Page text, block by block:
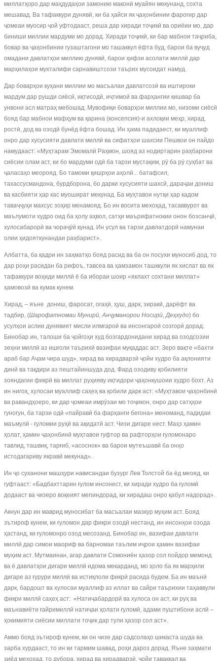
миллатҳоро дар маҳдудаҳои замонию маконӣ муайян мекунанд, сохта
мешавад. Ва тафаккури дунявӣ, ки ба ҳайси як ҷаҳонбинии фарогир дар
ҷомеаи муосир ҷой уфтодааст, реша дар хиради тоҷикӣ ва ориёии мо, дар
биниши миллии мардуми мо дорад. Хиради тоҷикӣ, ки бар мабнои таҷриба,
бовар ва ҷаҳонбинии гузаштагони мо ташаккул ёфта буд, барои ба вуҷуд
омадани давлатҳои миллию дунявӣ, барои ҳифзи асолати миллӣ дар
марҳилаҳои мухталифи сарнавиштсози таърих мусоидат намуд.
Дар боварҳои куҳани миллии мо масъалаи давлатсозӣ ва иштироки
мардум дар рушди сиёсӣ, иқтисодӣ, иҷтимоӣ ва фарҳангии кишвар ба
унвони асл матраҳ мебошад. Мувофиқи боварҳои миллии мо, низоми сиёсӣ
бояд бар мабнои мафҳум ва қарина (консепсия)-и ахлоқии меҳр, хирад,
ростӣ, дод ва озодӣ бунёд ёфта бошад. Ин ҳама падидаест, ки муаллиф
онро дар хусусияти давлати миллӣ ва сифатҳои шахсии Пешвои он пайдо
намудааст: «Муҳтарам Эмомалӣ Раҳмон, шояд аз нодиртарин раҳбарони
сиёсии олам аст, ки бо мардуми одӣ ба тарзи мустақим, рӯ ба рӯ суҳбат ва
ҷаласаҳо меорояд. Бо тамоми қишрҳои аҳолӣ... батафсил,
тахассусмандона, бурдборона, бо дарки хусусияти шахсӣ, дараҷаи дониш
ва касбияти ҳар кас муошират мекунад. Ба муҳтавои нутқи ҳар кадом
таваҷҷуҳи махсус зоҳир менамояд. Бо ин восита мехоҳад, тасаввурот ва
маълумоти худро оид ба ҳолу аҳвол, сатҳи маърифатнокии онон бозсанҷӣ,
хулосабарорӣ ва чораҷӯӣ кунад. Ин усул ва тарзи давлатдорӣ намунаи
олии ҳидояткунандаи раҳбарист».
Албатта, ба қадри ин заҳматҳо бояд расид ва ба он посухи муносиб дод, то
дар роҳи расидан ба рифоъ, тавсеа ва ҳамзамон ташккули як хислат ва як
тафаккури воҳиди миллӣ ё ба ибораи шоир «яклахт сохтани миллат»
ҳамовозӣ ва кумак кунем.
Хирад, – яъне дониш, фаросат, огаҳӣ, ҳуш, дарк, зиракӣ, дарёфт ва
тадбир, (Шарофатномаи Мунирӣ,Анҷуманорои Носирӣ,Деҳхудо) бо
усулҳои аслии дунявият мисли илмгароӣ ва инсонгароӣ созгорӣ дорад.
Бинобар ин, талоши ба ҷойгоҳи худ бозгардонидани хирад ва озодсозии
зеҳни миллӣ аз ишғоли таърихӣ вазифаи муқаддас аст. Зеро вақте «бахти
араб бар Аҷам чира шуд», хирад ва хирадварзӣ ҷойи худро ба ақлонияти
динӣ ва тақдири аз пештайиншуда дод. Фард озодиву қобилияти
зояндагии фикрӣ ва миллат руҳияву иқтидори ҷаҳонкушоии худро бохт. Аз
ин нигоҳ, хулосаи муаллиф саҳеҳ ва қобили дарк аст: «Муҳтавои ҷаҳонбинӣ
ва равандҳоеро, ки дар ҷомеаи имрӯзаи мо тоҷикон, онро дар сатҳҳои
гуногун, ба тарзи одӣ «пайравӣ ба фарҳанги бегона» меноманд, падидаи
маъмулӣ - ғуломии руҳӣ ва ақидатӣ аст. Чизи дигаре нест. Маҳз ҳамин
ҳолат, ҳамин ҷаҳонбинӣ муҳтавои гуфтор ва рафторҳои ғуломонаро
тавлид, ташвиқ, тарғиб, «асоснок» ва барои мутеъшавӣ ба онҳо
истодагариву якравӣ мекунад».
Ин ҷо суханони машҳури нависандаи бузург Лев Толстой ба ёд меояд, ки
гуфтааст: «Бадбахттарин ғулом инсонест, ки хиради худро ба ғуломӣ
додааст ва чизеро воқеият мепиндорад, ки хирадаш онро қабул надорад».
Акнун дар ин маврид муносибат ба масъалаи мазкур муҳим аст. Бояд
эътироф кунем, ки ғуломон дар фикри озодӣ нестанд, ин инсонҳои озода
ҳастанд, ки ғуломонро озод месозанд. Бинобар ин, вазифаи давлати
миллӣ дар симои маориф ва барномаи таълим иҷрои ҳамин вазифаи
муҳим аст. Мутмаинан, агар давлати Сомониён ҳазор сол пойдор мемонд
ва ё давлатҳои дигари миллӣ идома мекарданд, мо ҳоло ба як марҳили
дигаре аз ғурури миллӣ ва истиқлоли фикрӣ расида будем. Ба ин маънӣ
дарк, бардошт ва хулосаи муаллиф аз иллат ва сайри таърихии таҳаввули
фикри миллӣ саҳеҳ аст: «Натиҷабардорӣ ва хулоса он аст, ки руҳ ва
маънавиёти ғайримиллӣ натиҷаи ҳолати ғуломӣ, адами пуштибони аслӣ –
ҳокимияти сиёсии миллати тоҷик дар тули ҳазор сол аст».
Аммо бояд эътироф кунем, ки он чизе дар садсолаҳо шикаста шуда ва
зарба хурдааст, то ин ки тармим шавад, роҳи дароз дорад. Яъне заҳмати
зиёд мехоҳад, то дубора, хирад ва хирадварзӣ, ҷойи таваккал ва